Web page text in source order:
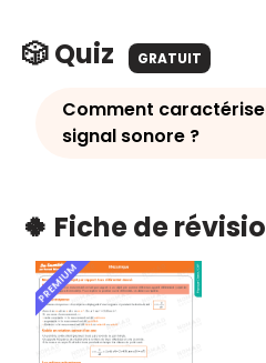
🎲 Quiz GRATUIT
Comment
signal sonore ?
🍀 Fiche de
PREMIUM